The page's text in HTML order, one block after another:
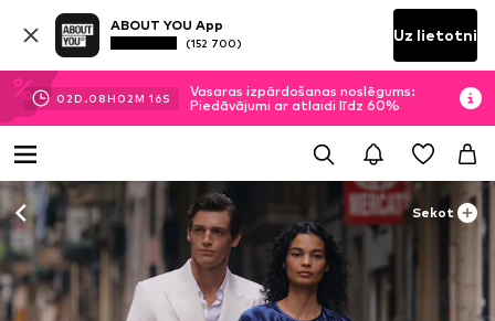
ABOUT YOU App
(152 700) Uz lietotni
02D.08H 02M 15S
Vasaras izpārdošanas noslēgums:
Piedāvājumi ar atlaidi līdz 60%
Sekot